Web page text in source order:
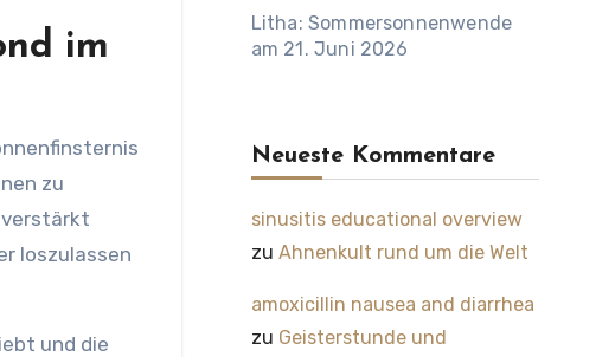
im
zu
verstärkt
loszulassen
und die
Litha: Sommersonnenwende
am 21. Juni 2026
Neueste Kommentare
sinusitis educational overview
zu Ahnenkult rund um die Welt
amoxicillin nausea and diarrhea
zu Geisterstunde und